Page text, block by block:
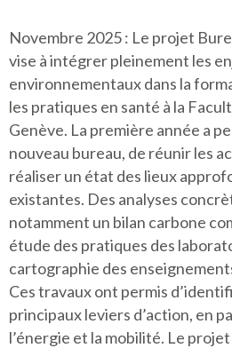
Novembre 2025 : Le projet
vise à intégrer pleinement les
environnementaux dans la
les pratiques en santé à la
Genève. La première année a
nouveau bureau, de réunir les
réaliser un état des lieux
existantes. Des analyses
notamment un bilan carbone
étude des pratiques des
cartographie des
Ces travaux ont permis
principaux leviers d’action, en
l’énergie et la mobilité. Le